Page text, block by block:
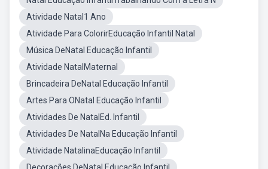
Atividade Natal1 Ano
Atividade Para ColorirEducação Infantil Natal
Música DeNatal Educação Infantil
Atividade NatalMaternal
Brincadeira DeNatal Educação Infantil
Artes Para ONatal Educação Infantil
Atividades De NatalEd. Infantil
Atividades De NatalNa Educação Infantil
Atividade NatalinaEducação Infantil